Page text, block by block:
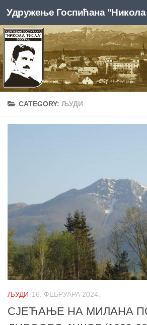
Skip to content
CATEGORY: ЉУДИ
ЉУДИ 16. ФЕБРУАРА 2024.
СЈЕЋАЊЕ НА МИЛАНА